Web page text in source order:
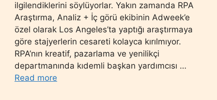
ilgilendiklerini söylüyorlar. Yakın zamanda RPA
Araştırma, Analiz + İç görü ekibinin Adweek’e
özel olarak Los Angeles’ta yaptığı araştırmaya
göre stajyerlerin cesareti kolayca kırılmıyor.
RPA’nın kreatif, pazarlama ve yenilikçi
departmanında kıdemli başkan yardımcısı …
Read more